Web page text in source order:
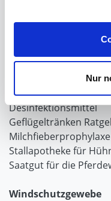
Nur
Wasserversorgung
Hobby-Farming
Grundlagen der
Tiere Landwirtschaft
Desinfektionsmittel
Geflügeltränken
Milchfieberprophylaxe
Stallapotheke für
Saatgut für die
Windschutzgewebe